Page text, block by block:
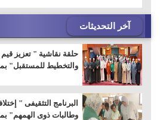
آخر التحديثات
حلقة نقاشية " تعزيز قيم
والتخطيط للمستقبل"
البرنامج التثقيفى "
وطالبات ذوى الهمهم"